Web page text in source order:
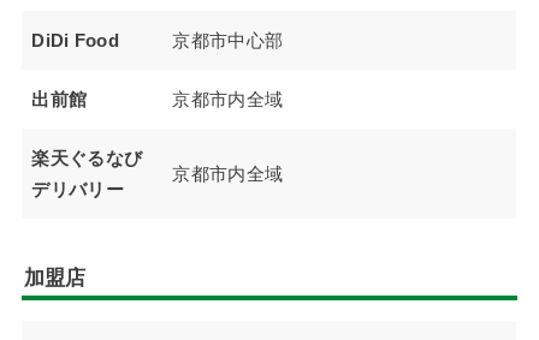
DiDi Food 京都市中心部
出前館 京都市内全域
楽天ぐるなび
デリバリー
京都市内全域
加盟店